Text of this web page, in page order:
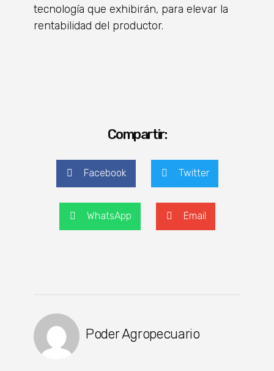
tecnología que exhibirán, para elevar la
rentabilidad del productor.
Compartir:
Facebook Twitter
WhatsApp Email
Poder Agropecuario